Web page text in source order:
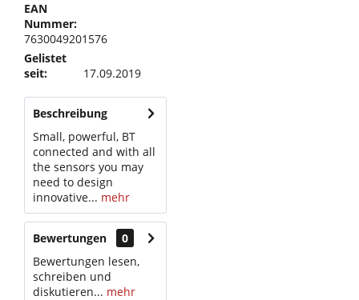
EAN
Nummer:
7630049201576
Gelistet
seit:
17.09.2019
Beschreibung
Small, powerful, BT
connected and with all
the sensors you may
need to design
innovative... mehr
Bewertungen
0
Bewertungen lesen,
schreiben und
diskutieren... mehr